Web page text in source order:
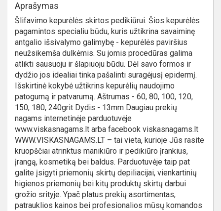
Aprašymas
Šlifavimo kepurėlės skirtos pedikiūrui. Šios kepurėlės
pagamintos specialiu būdu, kuris užtikrina savaiminę
antgalio išsivalymo galimybę - kepurėlės paviršius
neužsikemša dulkėmis. Su jomis procedūras galima
atlikti sausuoju ir šlapiuoju būdu. Dėl savo formos ir
dydžio jos idealiai tinka pašalinti suragėjusį epidermį.
Išskirtinė kokybė užtikrins kepurėlių naudojimo
patogumą ir patvarumą. Aštrumas - 60, 80, 100, 120,
150, 180, 240grit Dydis - 13mm Daugiau prekių
nagams internetinėje parduotuvėje
www.viskasnagams.lt arba facebook viskasnagams.lt
WWW.VISKASNAGAMS.LT – tai vieta, kurioje Jūs rasite
kruopščiai atrinktus manikiūro ir pedikiūro įrankius,
įrangą, kosmetiką bei baldus. Parduotuvėje taip pat
galite įsigyti priemonių skirtų depiliacijai, vienkartinių
higienos priemonių bei kitų produktų skirtų darbui
grožio srityje. Ypač platus prekių asortimentas,
patrauklios kainos bei profesionalios mūsų komandos